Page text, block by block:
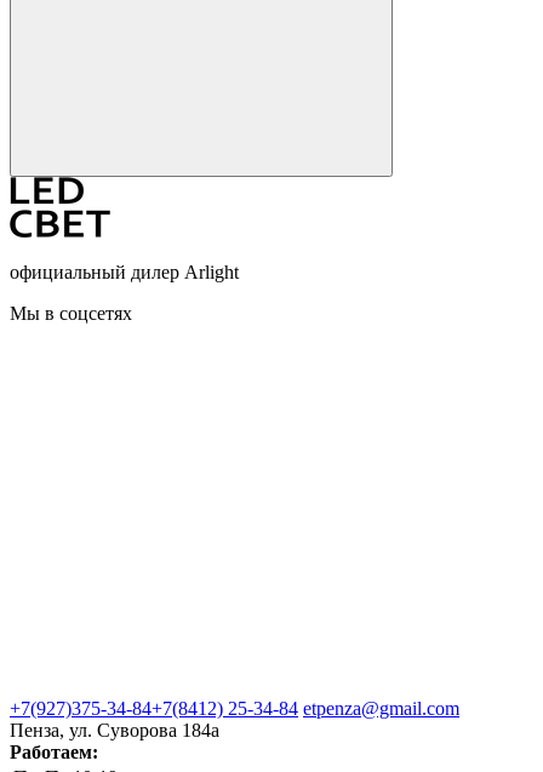
официальный дилер Arlight
Мы в соцсетях
+7(927)375-34-84+7(8412) 25-34-84 etpenza@gmail.com
Пенза, ул. Cуворова 184а
Работаем: